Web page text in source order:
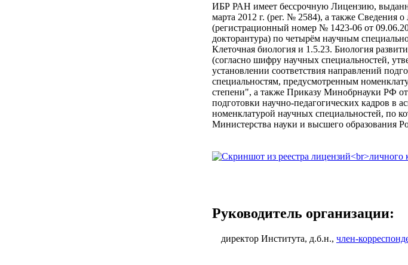
ИБР РАН имеет бессрочную Лицензию,
марта 2012 г. (рег. № 2584), а также Сведения
(регистрационный номер № 1423-06 от
докторантура) по четырём научным
Клеточная биология и 1.5.23. Биология
(согласно шифру научных специальностей,
установлении соответствия направлений
специальностям, предусмотренным
степени", а также Приказу Минобрнауки РФ
подготовки научно-педагогических кадров в
номенклатурой научных специальностей, по
Министерства науки и высшего образования
Руководитель организации:
директор Института, д.б.н., член-